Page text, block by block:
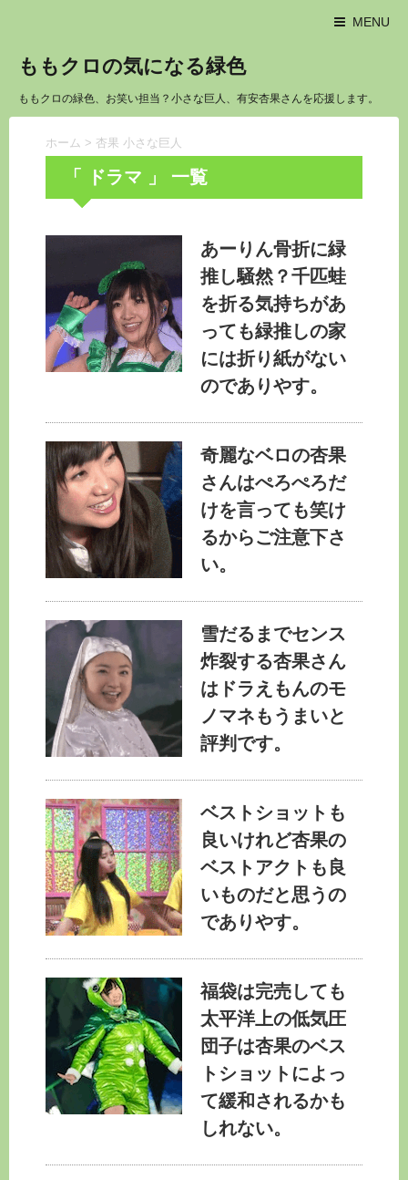
MENU
ももクロの気になる緑色
ももクロの緑色、お笑い担当？小さな巨人、有安杏果さんを応援します。
ホーム > 杏果 小さな巨人
「 ドラマ 」 一覧
あーりん骨折に緑
推し騒然？千匹蛙
を折る気持ちがあ
っても緑推しの家
には折り紙がない
のでありやす。
奇麗なベロの杏果
さんはぺろぺろだ
けを言っても笑け
るからご注意下さ
い。
雪だるまでセンス
炸裂する杏果さん
はドラえもんのモ
ノマネもうまいと
評判です。
ベストショットも
良いけれど杏果の
ベストアクトも良
いものだと思うの
でありやす。
福袋は完売しても
太平洋上の低気圧
団子は杏果のベス
トショットによっ
て緩和されるかも
しれない。